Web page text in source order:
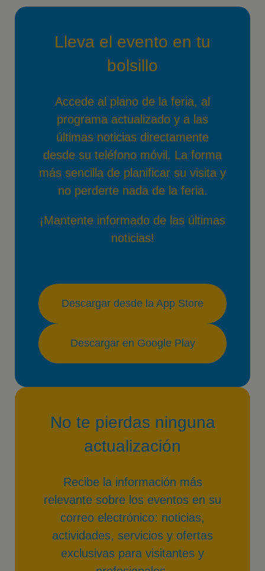
Lleva el evento en tu
bolsillo
Accede al plano de la feria, al
programa actualizado y a las
últimas noticias directamente
desde su teléfono móvil. La forma
más sencilla de planificar su visita y
no perderte nada de la feria.
¡Mantente informado de las últimas
noticias!
Descargar desde la App Store
Descargar en Google Play
No te pierdas ninguna
actualización
Recibe la información más
relevante sobre los eventos en su
correo electrónico: noticias,
actividades, servicios y ofertas
exclusivas para visitantes y